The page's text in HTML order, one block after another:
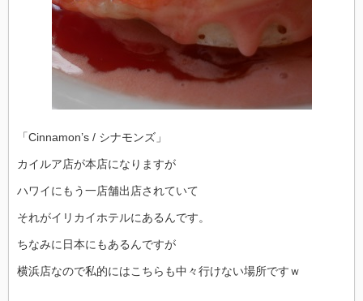
「Cinnamon’s / シナモンズ」
カイルア店が本店になりますが
ハワイにもう一店舗出店されていて
それがイリカイホテルにあるんです。
ちなみに日本にもあるんですが
横浜店なので私的にはこちらも中々行けない場所ですｗ